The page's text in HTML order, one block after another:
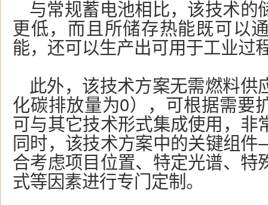
与常规蓄电池相比，该技术的
更低，而且所储存热能既可以
能，还可以生产出可用于工业过
此外，该技术方案无需燃料供
化碳排放量为0），可根据需要
可与其它技术形式集成使用，非
同时，该技术方案中的关键组
合考虑项目位置、特定光谱、特
式等因素进行专门定制。